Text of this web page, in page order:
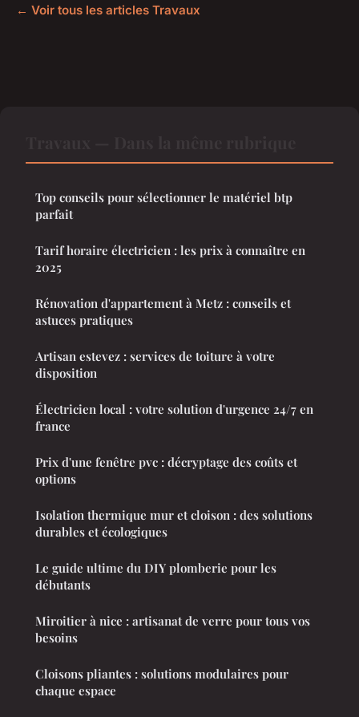
← Voir tous les articles Travaux
Top conseils pour sélectionner le matériel btp
parfait
Tarif horaire électricien : les prix à connaître en
2025
Rénovation d'appartement à Metz : conseils et
astuces pratiques
Artisan estevez : services de toiture à votre
disposition
Électricien local : votre solution d'urgence 24/7 en
france
Prix d'une fenêtre pvc : décryptage des coûts et
options
Isolation thermique mur et cloison : des solutions
durables et écologiques
Le guide ultime du DIY plomberie pour les
débutants
Miroitier à nice : artisanat de verre pour tous vos
besoins
Cloisons pliantes : solutions modulaires pour
chaque espace